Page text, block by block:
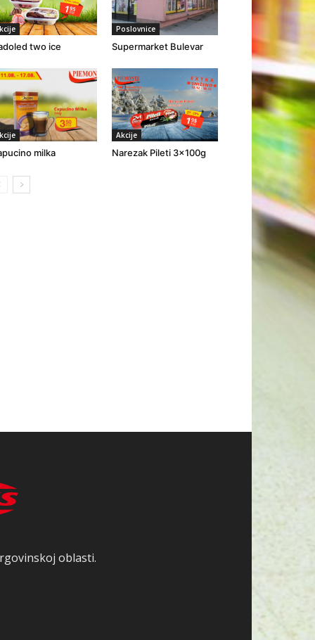
two ice
Poslovnice
Supermarket Bulevar
milka
Akcije
Narezak Pileti 3x100g
oblasti.